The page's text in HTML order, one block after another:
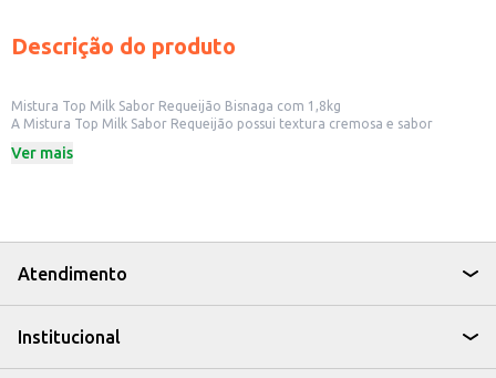
Descrição do produto
Mistura Top Milk Sabor Requeijão Bisnaga com 1,8kg
A Mistura Top Milk Sabor Requeijão possui textura cremosa e sabor
culinárias. Sua embalagem em bisnaga de 1,8kg facilita o manuseio e
Pronta para uso, facilitando o preparo das receitas.
Após aberta, conserve conforme as orientações da embalagem.
A Mistura Top Milk Sabor Requeijão combina cremosidade, praticidade e
Ver mais
Atendimento
Institucional